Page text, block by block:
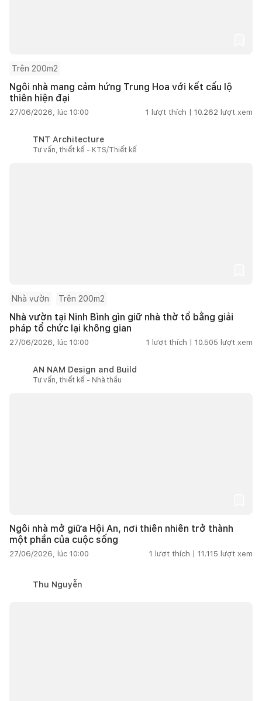
Trên 200m2
Ngôi nhà mang cảm hứng Trung Hoa với kết cấu lộ
thiên hiện đại
27/06/2026, lúc 10:00 1 lượt thích | 10.262 lượt xem
TNT Architecture
Tư vấn, thiết kế - KTS/Thiết kế
Nhà vườn Trên 200m2
Nhà vườn tại Ninh Bình gìn giữ nhà thờ tổ bằng giải
pháp tổ chức lại không gian
27/06/2026, lúc 10:00 1 lượt thích | 10.505 lượt xem
AN NAM Design and Build
Tư vấn, thiết kế - Nhà thầu
Ngôi nhà mở giữa Hội An, nơi thiên nhiên trở thành
một phần của cuộc sống
27/06/2026, lúc 10:00 1 lượt thích | 11.115 lượt xem
Thu Nguyễn